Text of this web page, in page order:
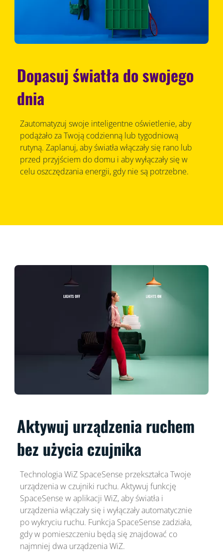
Dopasuj światła do swojego
dnia
Zautomatyzuj swoje inteligentne oświetlenie, aby
podążało za Twoją codzienną lub tygodniową
rutyną. Zaplanuj, aby światła włączały się rano lub
przed przyjściem do domu i aby wyłączały się w
celu oszczędzania energii, gdy nie są potrzebne.
Aktywuj urządzenia ruchem
bez użycia czujnika
Technologia WiZ SpaceSense przekształca Twoje
urządzenia w czujniki ruchu. Aktywuj funkcję
SpaceSense w aplikacji WiZ, aby światła i
urządzenia włączały się i wyłączały automatycznie
po wykryciu ruchu. Funkcja SpaceSense zadziała,
gdy w pomieszczeniu będą się znajdować co
najmniej dwa urządzenia WiZ.